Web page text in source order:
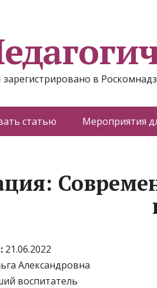
в
статью Мероприятия
21.06.2022
Александровна
воспитатель